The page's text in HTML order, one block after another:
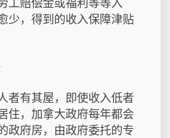
工赔偿金或福利等等入
少，得到的收入保障津贴
有其屋，即使收入低者
住，加拿大政府每年都会
政府房，由政府委托的专